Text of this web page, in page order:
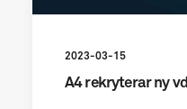
2023-03-15
A4 rekryterar ny vd